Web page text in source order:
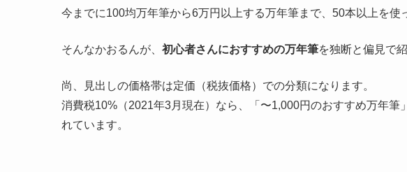
今までに100均万年筆から6万円以上する万年筆まで、50本以上を使
そんなかおるんが、 初心者さんにおすすめの万年筆を独断と偏見で
尚、見出しの価格帯は定価（税抜価格）での分類になります。
消費税10%（2021年3月現在）なら、「〜1,000円のおすすめ万年筆
れています。